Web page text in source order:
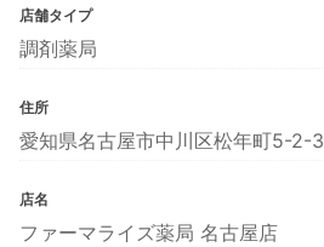
店舗タイプ
調剤薬局
住所
愛知県名古屋市中川区松年町5-2-3
店名
ファーマライズ薬局 名古屋店